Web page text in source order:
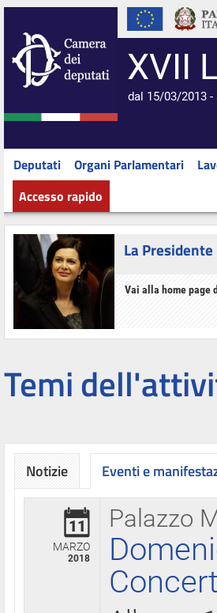
XVII
dal 15/03/2013
Deputati Organi Parlamentari
Accesso rapido
La Presidente
Vai alla home page
Temi
Notizie Eventi e
Palazzo
11
MARZO
2018